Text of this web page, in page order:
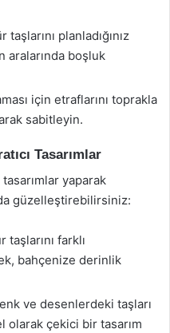
taşlarını planladığınız
aralarında boşluk
için etraflarını toprakla
sabitleyin.
Tasarımlar
yaparak
güzelleştirebilirsiniz:
taşlarını farklı
bahçenize derinlik
ve desenlerdeki taşları
olarak çekici bir tasarım